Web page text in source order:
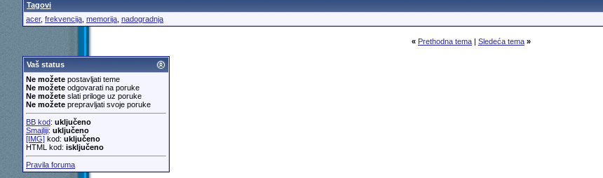
Tagovi
acer, frekvencija, memorija, nadogradnja
« Prethodna tema| Sledeća tema »
Vaš status
Ne možetepostavljati teme
Ne možeteodgovarati na poruke
Ne možeteslati priloge uz poruke
Ne možeteprepravljati svoje poruke
BB kod: uključeno
Smajliji: uključeno
[IMG]kod: uključeno
HTML kod: isključeno
Pravila foruma